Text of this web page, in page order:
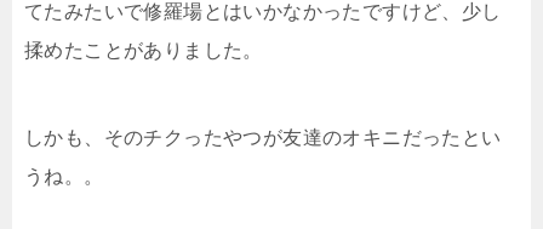
てたみたいで修羅場とはいかなかったですけど、少し
揉めたことがありました。
しかも、そのチクったやつが友達のオキニだったとい
うね。。